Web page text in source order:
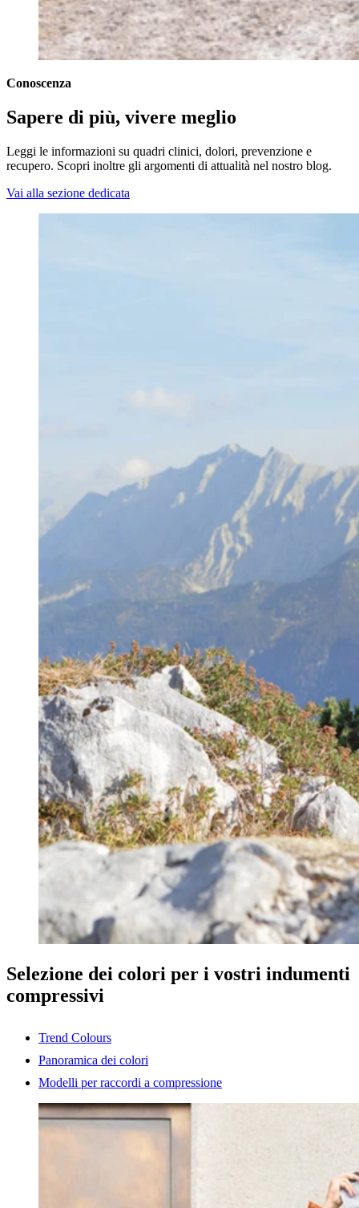
Conoscenza
Sapere di più, vivere meglio
Leggi le informazioni su quadri clinici, dolori, prevenzione e
recupero. Scopri inoltre gli argomenti di attualità nel nostro blog.
Vai alla sezione dedicata
Selezione dei colori per i vostri indumenti
compressivi
Trend Colours
Panoramica dei colori
Modelli per raccordi a compressione